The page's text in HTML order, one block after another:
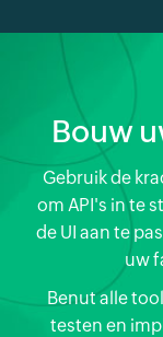
Bouw
Gebruik de
om API's in te
de UI aan te
uw
Benut alle
testen en